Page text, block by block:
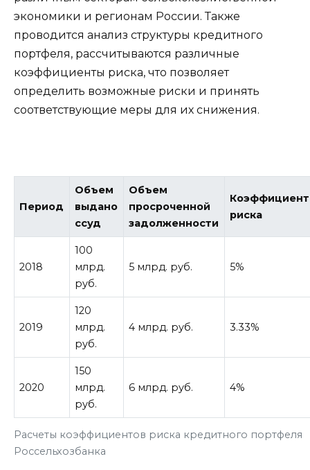
экономики и регионам России. Также
проводится анализ структуры кредитного
портфеля, рассчитываются различные
коэффициенты риска, что позволяет
определить возможные риски и принять
соответствующие меры для их снижения.
Расчеты коэффициентов риска кредитного портфеля
Россельхозбанка
Период
Объем
выдано
ссуд
Объем
просроченной
задолженности
Коэффициент
риска
2018
100
млрд.
руб.
5 млрд. руб. 5%
2019
120
млрд.
руб.
4 млрд. руб. 3.33%
2020
150
млрд.
руб.
6 млрд. руб. 4%